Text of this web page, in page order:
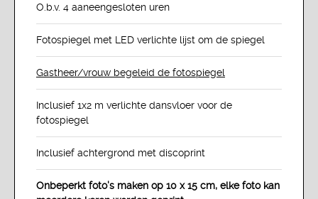
O.b.v. 4 aaneengesloten uren
Fotospiegel met LED verlichte lijst om de spiegel
Gastheer/vrouw begeleid de fotospiegel
Inclusief 1x2 m verlichte dansvloer voor de
fotospiegel
Inclusief achtergrond met discoprint
Onbeperkt foto's maken op 10 x 15 cm, elke foto kan